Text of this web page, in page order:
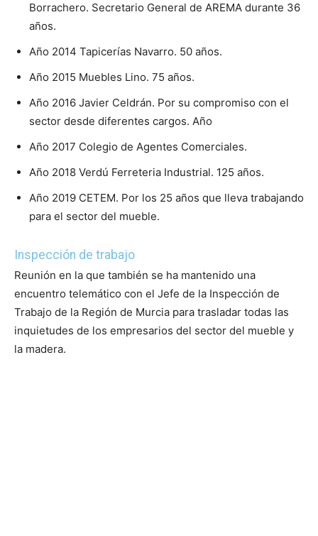
Borrachero. Secretario General de AREMA durante 36
años.
Año 2014 Tapicerías Navarro. 50 años.
Año 2015 Muebles Lino. 75 años.
Año 2016 Javier Celdrán. Por su compromiso con el
sector desde diferentes cargos. Año
Año 2017 Colegio de Agentes Comerciales.
Año 2018 Verdú Ferreteria Industrial. 125 años.
Año 2019 CETEM. Por los 25 años que lleva trabajando
para el sector del mueble.
Inspección de trabajo
Reunión en la que también se ha mantenido una
encuentro telemático con el Jefe de la Inspección de
Trabajo de la Región de Murcia para trasladar todas las
inquietudes de los empresarios del sector del mueble y
la madera.